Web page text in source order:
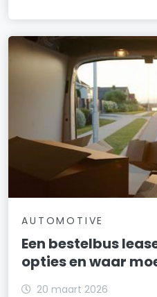
AUTOMOTIVE
Een bestelbus
opties en waar
20 maart 2026